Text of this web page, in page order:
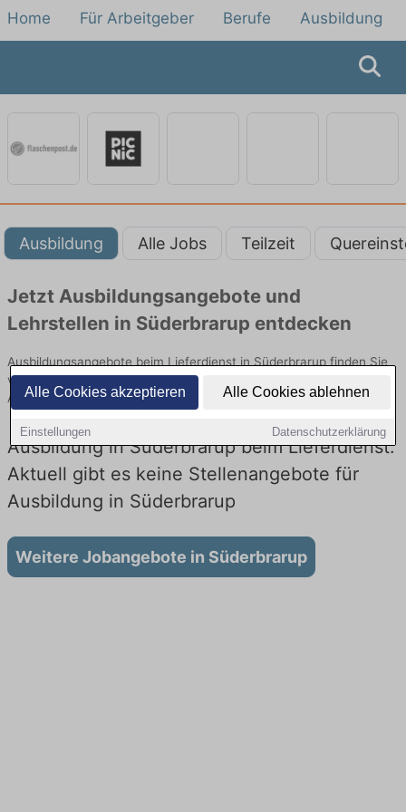
Alle Cookies akzeptieren Alle Cookies ablehnen
Einstellungen Datenschutzerklärung
Home Für Arbeitgeber Berufe Ausbildung
Ausbildung Alle Jobs Teilzeit
Jetzt Ausbildungsangebote und
Lehrstellen in Süderbrarup entdecken
Ausbildungsangebote beim Lieferdienst in Süderbrarup finden Sie
von namhaften Firmen. Entdecken Sie freie Optionen von Top-
Arbeitgebern und bewerben Sie sich noch heute.
Ausbildung in Süderbrarup beim Lieferdienst:
Aktuell gibt es keine Stellenangebote für
Ausbildung in Süderbrarup
Weitere Jobangebote in Süderbrarup